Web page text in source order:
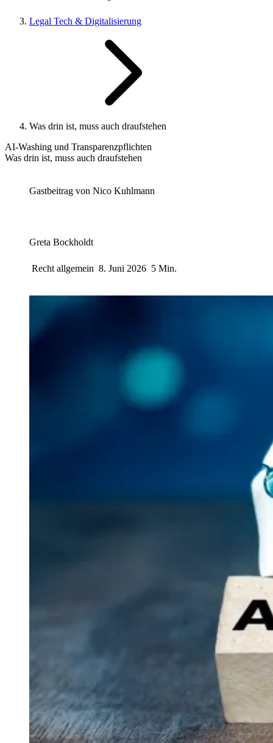
Legal Tech & Digitalisierung
Was drin ist, muss auch draufstehen
AI-Washing und Transparenzpflichten
Was drin ist, muss auch draufstehen
Gastbeitrag von Nico Kuhlmann
Greta Bockholdt
Recht allgemein 8. Juni 2026 5 Min.